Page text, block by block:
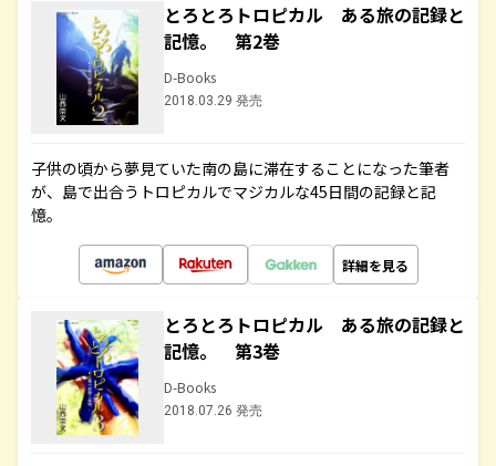
とろとろトロピカル ある旅の記録と
記憶。 第2巻
D-Books
2018.03.29 発売
子供の頃から夢見ていた南の島に滞在することになった筆者
が、島で出合うトロピカルでマジカルな45日間の記録と記
憶。
詳細を見る
とろとろトロピカル ある旅の記録と
記憶。 第3巻
D-Books
2018.07.26 発売